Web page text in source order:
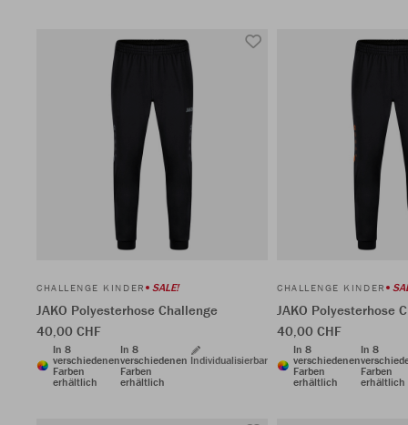
CHALLENGE KINDER SALE!
JAKO Polyesterhose Challenge
40,00 CHF
In 8
verschiedenen
Farben
erhältlich
In 8
verschiedenen
Farben
erhältlich
Individualisierbar
CHALLENGE KINDER
JAKO Polyesterhose
40,00 CHF
In 8
verschiedenen
Farben
erhältlich
In 8
Farben
erhältlich